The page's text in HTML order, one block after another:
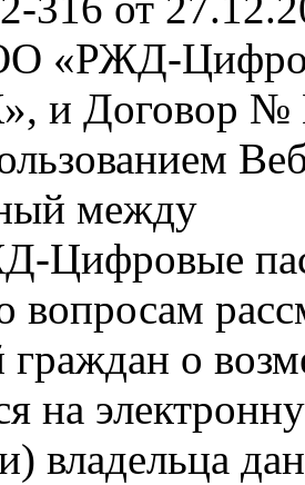
«РЖД-
и Договор №
между
Цифровые
граждан о
на
владельца